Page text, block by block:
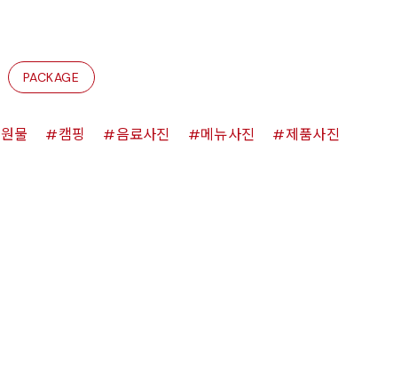
PACKAGE
원물 캠핑 음료사진 메뉴사진 제품사진